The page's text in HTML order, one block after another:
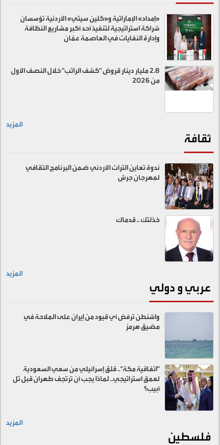
«إمداد» الإماراتية و«كلين سيتي» الأردنية تؤسسان
شراكة استراتيجية لتنفيذ أحد أكبر مشاريع النظافة
وإدارة النفايات في العاصمة عمّان
2.8 مليار دينار قروض "كشف الراتب" خلال النصف الأول
من 2026
المزيد
ثقافة
ندوة تعاين التراث الأردني ضمن البرنامج الثقافي
لمهرجان جرش
خذلتك .. قدماك
المزيد
عربي و دولي
واشنطن ترفض أي قيود من إيران على الملاحة في
مضيق هرمز
"اتفاقية مكة".. قلق إسرائيلي من سعي السعودية
لعمق استراتيجي.. لماذا يجب أن ترتجف طهران قبل تل
أبيب؟
المزيد
فلسطين